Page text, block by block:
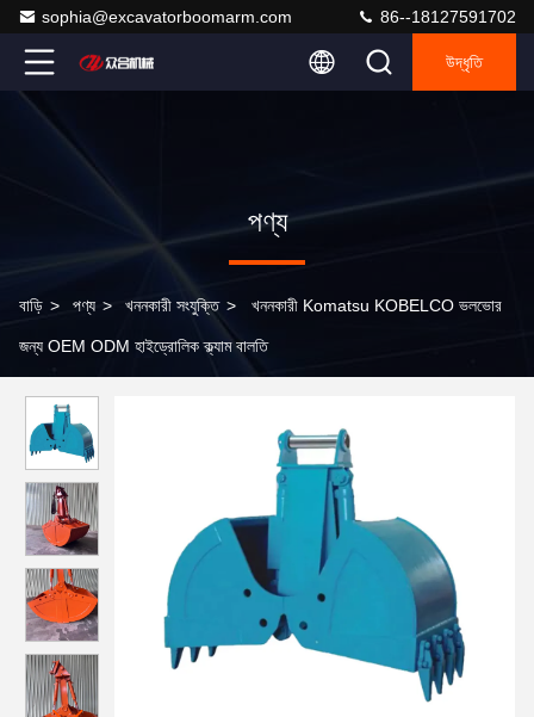
sophia@excavatorboomarm.com 86--18127591702
উদ্ধৃতি
পণ্য
বাড়ি > পণ্য > খননকারী সংযুক্তি > খননকারী Komatsu KOBELCO ভলভোর
জন্য OEM ODM হাইড্রোলিক ক্ল্যাম বালতি